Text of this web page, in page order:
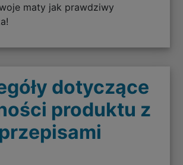
maty jak prawdziwy
dotyczące
produktu z
przepisami